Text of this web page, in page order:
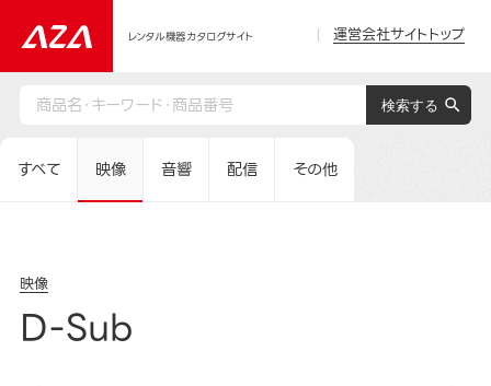
レンタル機器カタログサイト 運営会社サイトトップ
すべて 映像 音響 配信 その他
映像
D-Sub